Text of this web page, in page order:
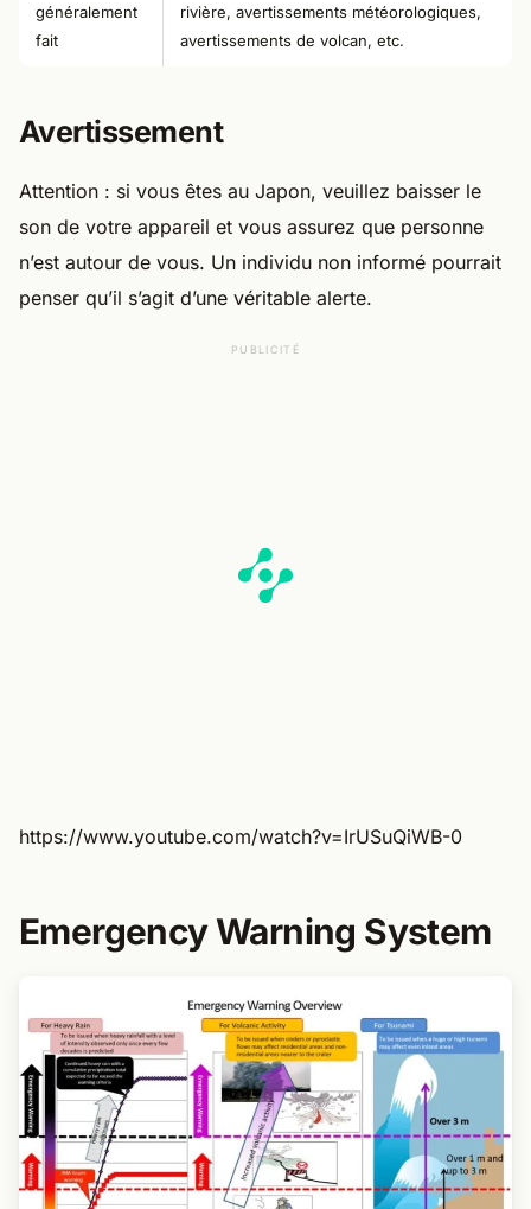
généralement
fait
rivière, avertissements météorologiques,
avertissements de volcan, etc.
Avertissement
Attention : si vous êtes au Japon, veuillez baisser le
son de votre appareil et vous assurez que personne
n’est autour de vous. Un individu non informé pourrait
penser qu’il s’agit d’une véritable alerte.
PUBLICITÉ
https://www.youtube.com/watch?v=IrUSuQiWB-0
Emergency Warning System